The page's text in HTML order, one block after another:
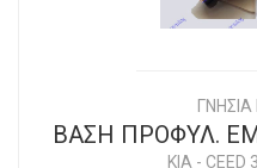
ΓΝΗΣΙΑ
ΒΑΣΗ ΠΡΟΦΥΛ.
KIA - CEED